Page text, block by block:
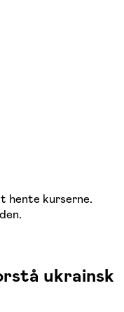
hente kurserne.
ukrainsk